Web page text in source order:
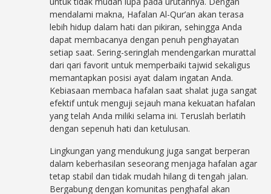
mendalami makna, Hafalan Al-Qur’an akan terasa
lebih hidup dalam hati dan pikiran, sehingga Anda
dapat membacanya dengan penuh penghayatan
setiap saat. Sering-seringlah mendengarkan murattal
dari qari favorit untuk memperbaiki tajwid sekaligus
memantapkan posisi ayat dalam ingatan Anda.
Kebiasaan membaca hafalan saat shalat juga sangat
efektif untuk menguji sejauh mana kekuatan hafalan
yang telah Anda miliki selama ini. Teruslah berlatih
dengan sepenuh hati dan ketulusan.
Lingkungan yang mendukung juga sangat berperan
dalam keberhasilan seseorang menjaga hafalan agar
tetap stabil dan tidak mudah hilang di tengah jalan.
Bergabung dengan komunitas penghafal akan